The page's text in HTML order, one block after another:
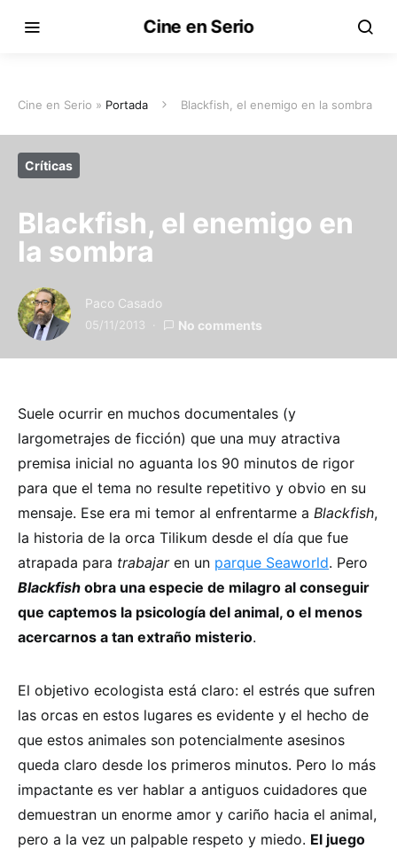
Cine en Serio
Cine en Serio » Portada Blackfish, el enemigo en la sombra
Críticas
Blackfish, el enemigo en
la sombra
Paco Casado
05/11/2013 No comments
Suele ocurrir en muchos documentales (y
largometrajes de ficción) que una muy atractiva
premisa inicial no aguanta los 90 minutos de rigor
para que el tema no resulte repetitivo y obvio en su
mensaje. Ese era mi temor al enfrentarme a Blackfish,
la historia de la orca Tilikum desde el día que fue
atrapada para trabajaren un parque Seaworld. Pero
Blackfish obra una especie de milagro al conseguir
que captemos la psicología del animal, o el menos
acercarnos a tan extraño misterio.
El objetivo ecologista está claro: el estrés que sufren
las orcas en estos lugares es evidente y el hecho de
que estos animales son potencialmente asesinos
queda claro desde los primeros minutos. Pero lo más
impactante es ver hablar a antiguos cuidadores que
demuestran un enorme amor y cariño hacia el animal,
pero a la vez un palpable respeto y miedo. El juego